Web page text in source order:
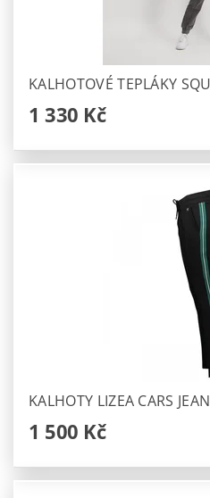
KALHOTOVÉ TEPLÁKY
1 330 Kč
KALHOTY LIZEA CARS
1 500 Kč